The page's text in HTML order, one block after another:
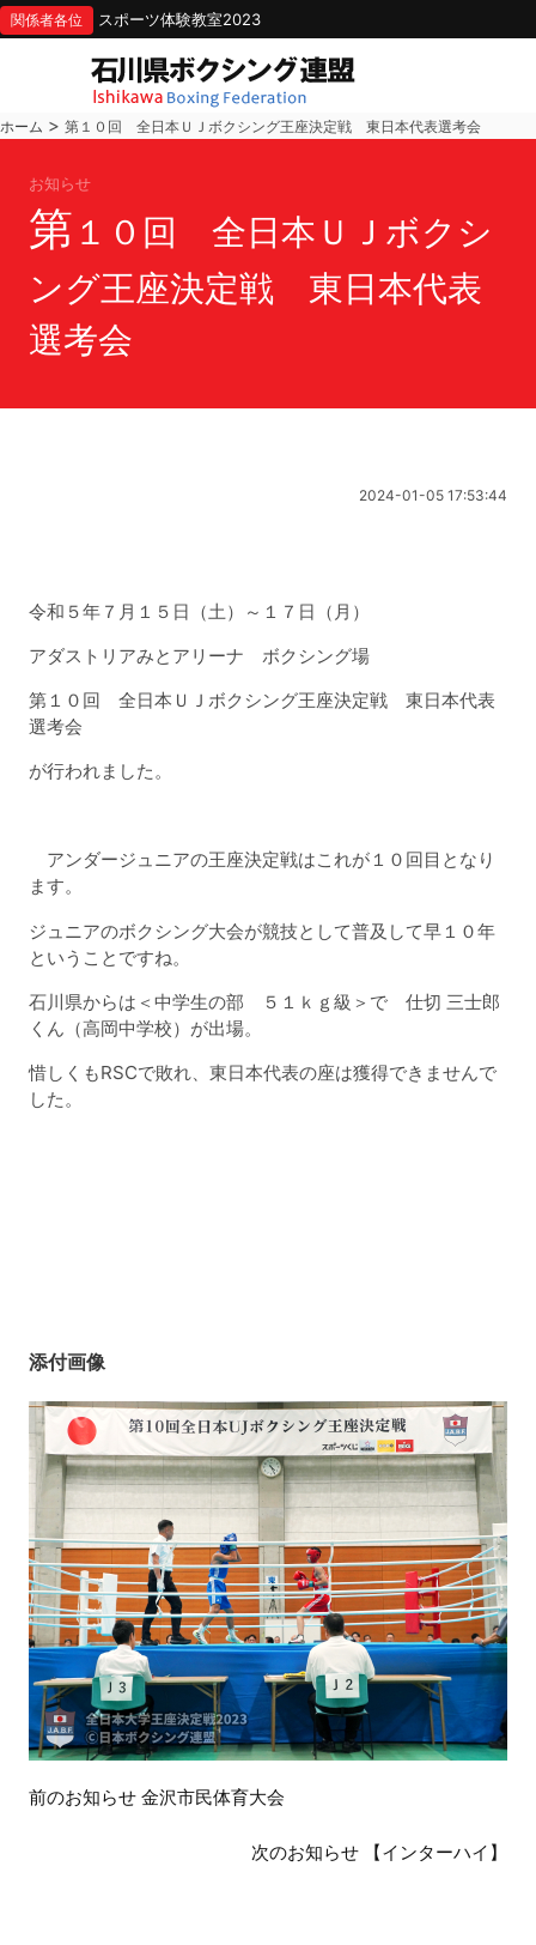
関係者各位 スポーツ体験教室2023
ホーム > 第１０回 全日本ＵＪボクシング王座決定戦 東日本代表選考会
お知らせ
第 １０回 全日本ＵＪボクシ
ング王座決定戦 東日本代表
選考会
2024-01-05 17:53:44
令和５年７月１５日（土）～１７日（月）
アダストリアみとアリーナ ボクシング場
第１０回 全日本ＵＪボクシング王座決定戦 東日本代表
選考会
が行われました。
アンダージュニアの王座決定戦はこれが１０回目となり
ます。
ジュニアのボクシング大会が競技として普及して早１０年
ということですね。
石川県からは＜中学生の部 ５１ｋｇ級＞で 仕切 三士郎
くん（高岡中学校）が出場。
惜しくもRSCで敗れ、東日本代表の座は獲得できませんで
した。
添付画像
後
前のお知らせ 金沢市民体育大会
次のお知らせ 【インターハイ】